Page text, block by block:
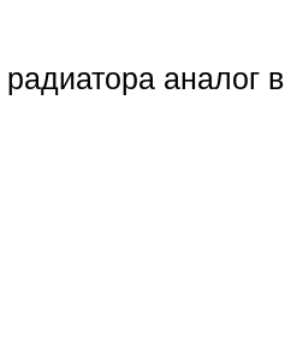
аналог в